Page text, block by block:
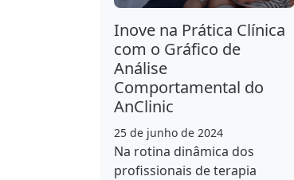
Inove na Prática Clínica
com o Gráfico de
Análise
Comportamental do
AnClinic
25 de junho de 2024
Na rotina dinâmica dos
profissionais de terapia